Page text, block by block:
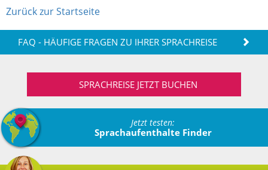
Zurück zur Startseite
FAQ - HÄUFIGE FRAGEN ZU IHRER SPRACHREISE
SPRACHREISE JETZT BUCHEN
Jetzt testen:
Sprachaufenthalte Finder